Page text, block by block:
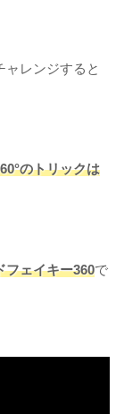
ャレンジすると
のトリックは
フェイキー360で